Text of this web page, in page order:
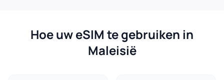
Hoe uw eSIM te gebruiken in
Maleisië